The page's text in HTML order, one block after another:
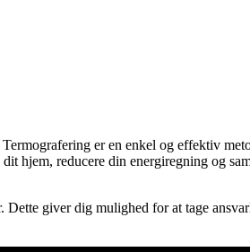
er en enkel og effektiv
hjem, reducere din energiregning og
giver dig mulighed for at tage